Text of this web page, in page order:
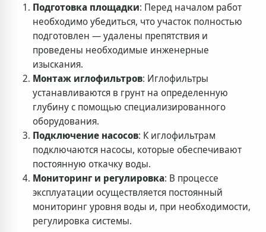
Подготовка площадки: Перед началом работ
необходимо убедиться, что участок полностью
подготовлен — удалены препятствия и
проведены необходимые инженерные
изыскания.
Монтаж иглофильтров: Иглофильтры
устанавливаются в грунт на определенную
глубину с помощью специализированного
оборудования.
Подключение насосов: К иглофильтрам
подключаются насосы, которые обеспечивают
постоянную откачку воды.
Мониторинг и регулировка: В процессе
эксплуатации осуществляется постоянный
мониторинг уровня воды и, при необходимости,
регулировка системы.